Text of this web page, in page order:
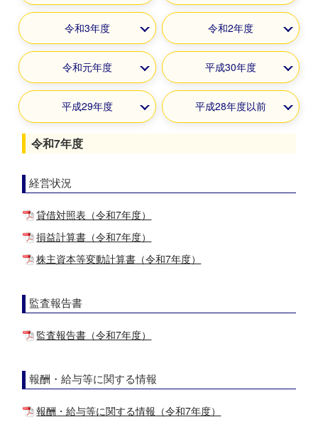
令和3年度 令和2年度
令和元年度 平成30年度
平成29年度 平成28年度以前
令和7年度
経営状況
貸借対照表（令和7年度）
損益計算書（令和7年度）
株主資本等変動計算書（令和7年度）
監査報告書
監査報告書（令和7年度）
報酬・給与等に関する情報
報酬・給与等に関する情報（令和7年度）